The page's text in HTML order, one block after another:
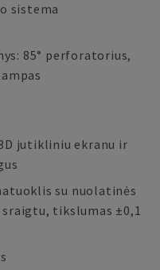
sistema
85° perforatorius,
3D jutikliniu ekranu ir
su nuolatinės
tikslumas ±0,1